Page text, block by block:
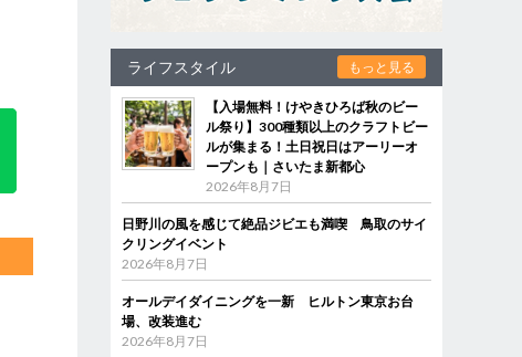
ライフスタイル もっと見る
【入場無料！けやきひろば秋のビー
ル祭り】300種類以上のクラフトビー
ルが集まる！土日祝日はアーリーオ
ープンも｜さいたま新都心
2026年8月7日
日野川の風を感じて絶品ジビエも満喫 鳥取のサイ
クリングイベント
2026年8月7日
オールデイダイニングを一新 ヒルトン東京お台
場、改装進む
2026年8月7日